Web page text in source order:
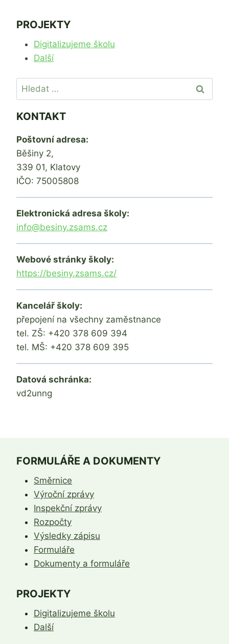
PROJEKTY
Digitalizujeme školu
Další
Vyhledávání
KONTAKT
Poštovní adresa:
Běšiny 2,
339 01, Klatovy
IČO: 75005808
Elektronická adresa školy:
info@besiny.zsams.cz
Webové stránky školy:
https://besiny.zsams.cz/
Kancelář školy:
přepojení na všechny zaměstnance
tel. ZŠ: +420 378 609 394
tel. MŠ: +420 378 609 395
Datová schránka:
vd2unng
FORMULÁŘE A DOKUMENTY
Směrnice
Výroční zprávy
Inspekční zprávy
Rozpočty
Výsledky zápisu
Formuláře
Dokumenty a formuláře
PROJEKTY
Digitalizujeme školu
Další